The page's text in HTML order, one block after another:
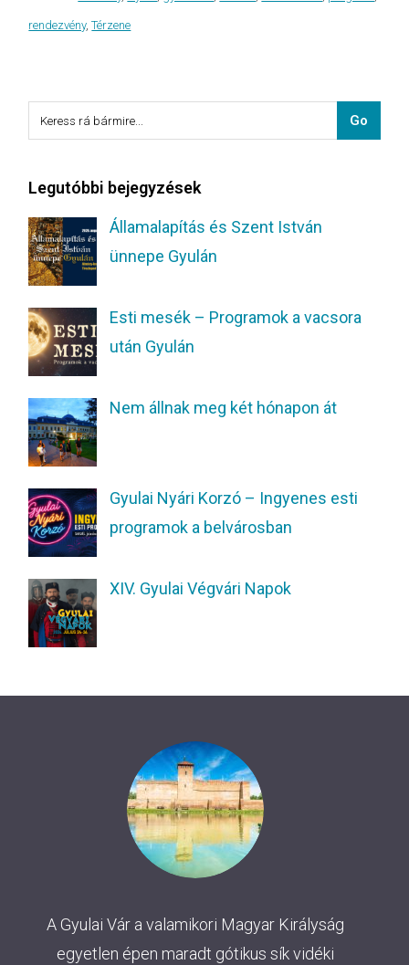
rendezvény,Térzene
Legutóbbi bejegyzések
Államalapítás és Szent István
ünnepe Gyulán
Esti mesék – Programok a vacsora
után Gyulán
Nem állnak meg két hónapon át
Gyulai Nyári Korzó – Ingyenes esti
programok a belvárosban
XIV. Gyulai Végvári Napok
A Gyulai Vár a valamikori Magyar Királyság
egyetlen épen maradt gótikus sík vidéki